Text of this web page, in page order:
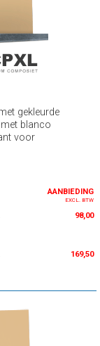
gekleurde
blanco
voor
AANBIEDING
EXCL. BTW
98,00
169,50